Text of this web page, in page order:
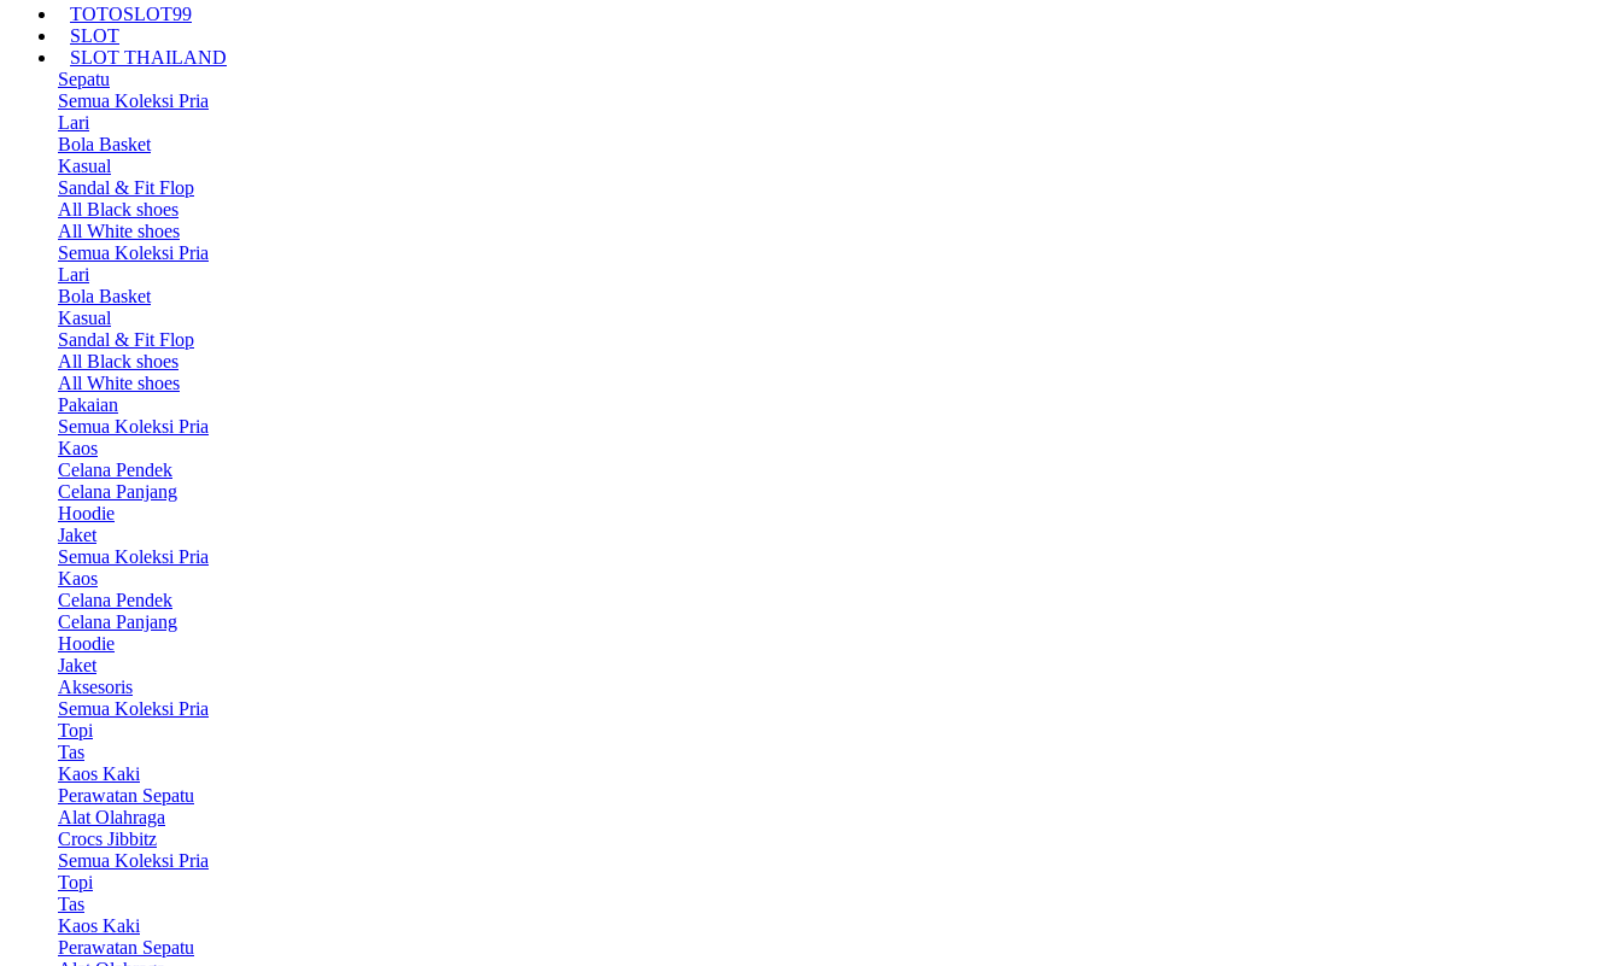
TOTOSLOT99
SLOT
SLOT THAILAND
Sepatu
Semua Koleksi Pria
Lari
Bola Basket
Kasual
Sandal & Fit Flop
All Black shoes
All White shoes
Semua Koleksi Pria
Lari
Bola Basket
Kasual
Sandal & Fit Flop
All Black shoes
All White shoes
Pakaian
Semua Koleksi Pria
Kaos
Celana Pendek
Celana Panjang
Hoodie
Jaket
Semua Koleksi Pria
Kaos
Celana Pendek
Celana Panjang
Hoodie
Jaket
Aksesoris
Semua Koleksi Pria
Topi
Tas
Kaos Kaki
Perawatan Sepatu
Alat Olahraga
Crocs Jibbitz
Semua Koleksi Pria
Topi
Tas
Kaos Kaki
Perawatan Sepatu